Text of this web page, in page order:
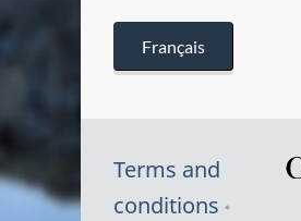
Français
Terms and
conditions